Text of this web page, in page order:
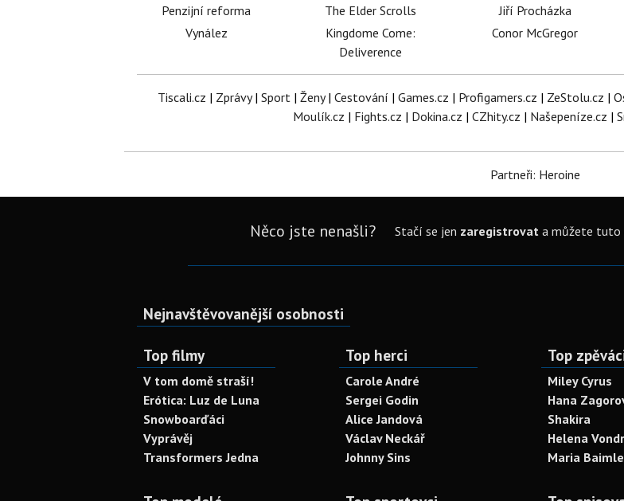
Penzijní reforma
Vynález
The Elder Scrolls
Kingdome Come:
Deliverence
Jiří Procházka
Conor McGregor
Tiscali.cz | Zprávy| Sport| Ženy| Cestování | Games.cz | Profigamers.cz | ZeStolu.cz |
Moulík.cz | Fights.cz | Dokina.cz | CZhity.cz | Našepeníze.cz |
Partneři: Heroine
Něco jste nenašli? Stačí se jen zaregistrovata můžete tuto
Nejnavštěvovanější osobnosti
Top filmy
V tom domě straší!
Erótica: Luz de Luna
Snowboarďáci
Vyprávěj
Transformers Jedna
Top herci
Carole André
Sergei Godin
Alice Jandová
Václav Neckář
Johnny Sins
Top
Miley Cyrus
Hana
Shakira
Helena
Maria